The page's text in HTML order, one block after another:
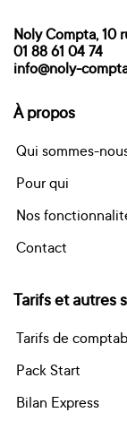
Noly Compta, 10
01 88 61 04 74
info@noly-
À propos
Qui sommes-
Pour qui
Nos
Contact
Tarifs et autres
Tarifs de
Pack Start
Bilan Express